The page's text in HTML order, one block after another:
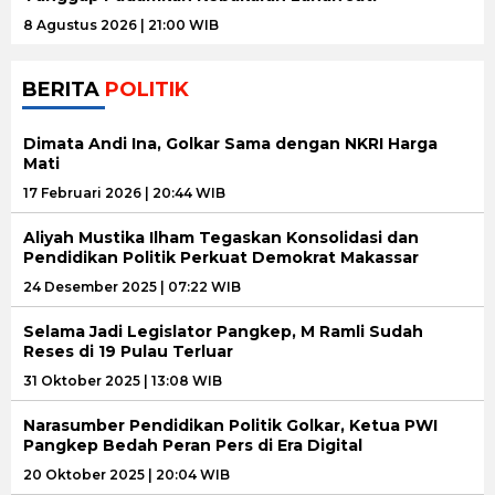
8 Agustus 2026 | 21:00 WIB
BERITA POLITIK
Dimata Andi Ina, Golkar Sama dengan NKRI Harga
Mati
17 Februari 2026 | 20:44 WIB
Aliyah Mustika Ilham Tegaskan Konsolidasi dan
Pendidikan Politik Perkuat Demokrat Makassar
24 Desember 2025 | 07:22 WIB
Selama Jadi Legislator Pangkep, M Ramli Sudah
Reses di 19 Pulau Terluar
31 Oktober 2025 | 13:08 WIB
Narasumber Pendidikan Politik Golkar, Ketua PWI
Pangkep Bedah Peran Pers di Era Digital
20 Oktober 2025 | 20:04 WIB